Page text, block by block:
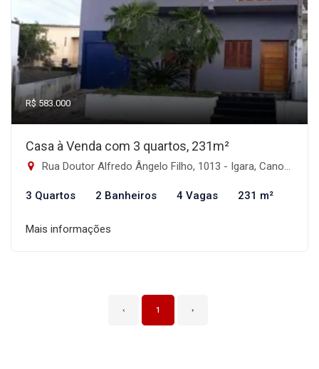
R$ 583.000
Casa à Venda com 3 quartos, 231m²
Rua Doutor Alfredo Ângelo Filho, 1013 - Igara, Canoas-RS
3 Quartos 2 Banheiros 4 Vagas 231 m²
Mais informações
‹ 1 ›